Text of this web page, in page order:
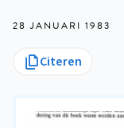
28 JANUARI 1983
Citeren